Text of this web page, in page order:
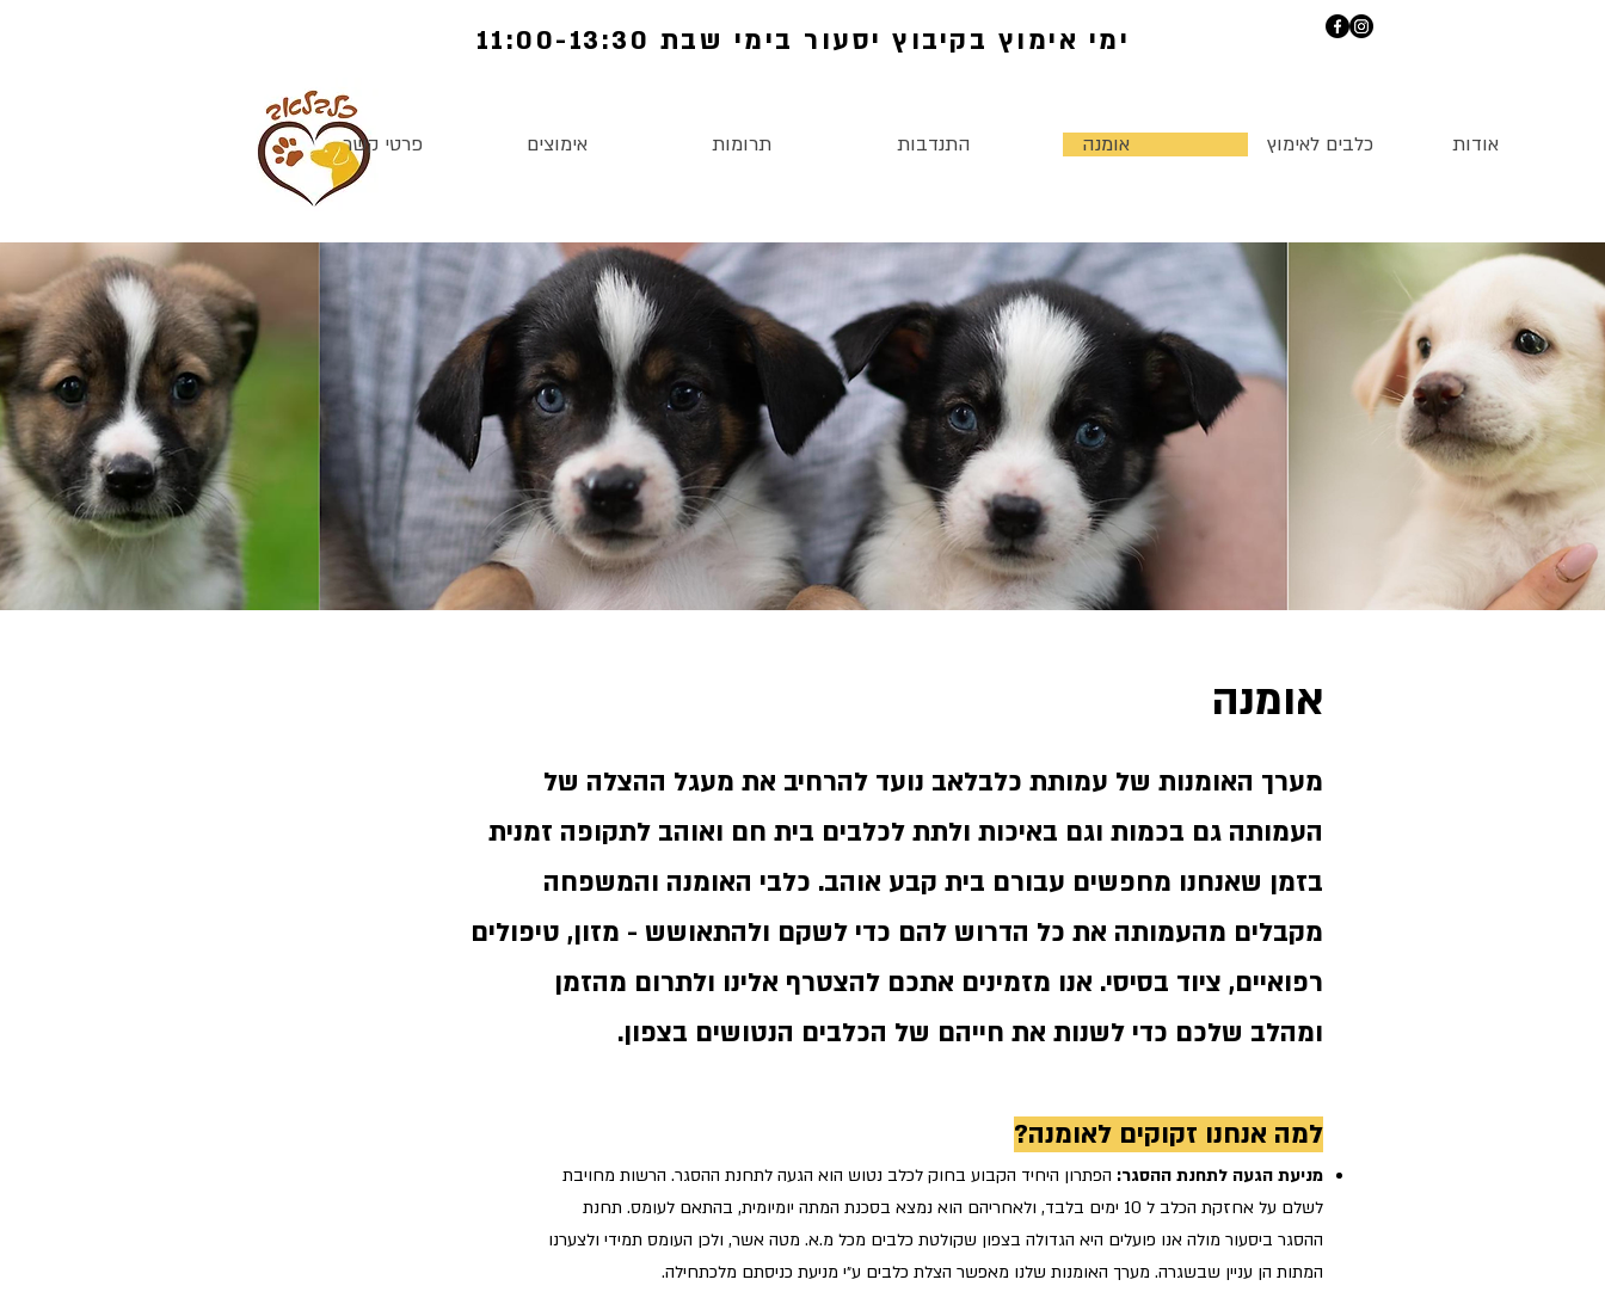
ימי אימוץ בקיבוץ יסעור בימי שבת 11:00-13:30
אודות כלבים לאימוץ אומנה התנדבות תרומות אימוצים פרטי קשר
אומנה
מערך האומנות של עמותת כלבלאב נועד להרחיב את מעגל ההצלה של
העמותה גם בכמות וגם באיכות ולתת לכלבים בית חם ואוהב לתקופה זמנית
בזמן שאנחנו מחפשים עבורם בית קבע אוהב. כלבי האומנה והמשפחה
מקבלים מהעמותה את כל הדרוש להם כדי לשקם ולהתאושש - מזון, טיפולים
רפואיים, ציוד בסיסי. אנו מזמינים אתכם להצטרף אלינו ולתרום מהזמן
ומהלב שלכם כדי לשנות את חייהם של הכלבים הנטושים בצפון.
למה אנחנו זקוקים לאומנה?
מניעת הגעה לתחנת ההסגר: הפתרון היחיד הקבוע בחוק לכלב נטוש הוא הגעה לתחנת ההסגר. הרשות מחויבת
לשלם על אחזקת הכלב ל 10 ימים בלבד, ולאחריהם הוא נמצא בסכנת המתה יומיומית, בהתאם לעומס. תחנת
ההסגר ביסעור מולה אנו פועלים היא הגדולה בצפון שקולטת כלבים מכל מ.א. מטה אשר, ולכן העומס תמידי ולצערנו
המתות הן עניין שבשגרה. מערך האומנות שלנו מאפשר הצלת כלבים ע״י מניעת כניסתם מלכתחילה.